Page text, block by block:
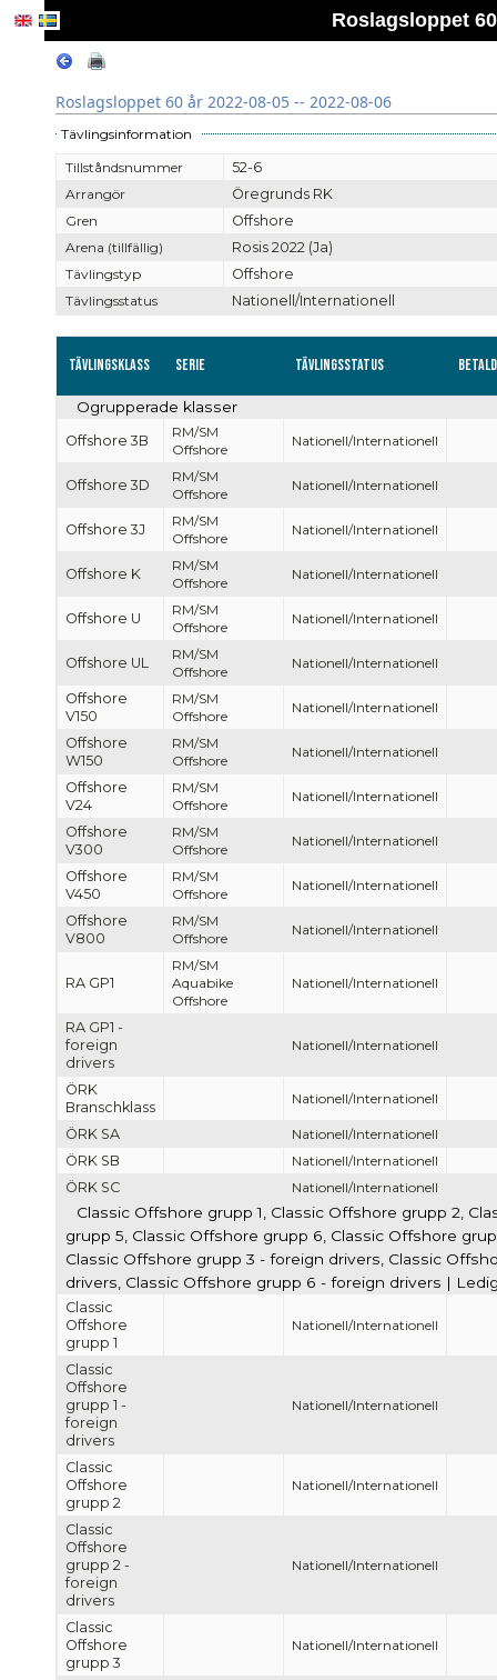
Roslagsloppet
Roslagsloppet 60 år 2022-08-05 -- 2022-08-06
Tävlingsinformation
Tillståndsnummer
52-6
Arrangör
Öregrunds RK
Gren
Offshore
Arena (tillfällig)
Rosis 2022 (Ja)
Tävlingstyp
Offshore
Tävlingsstatus
Nationell/Internationell
Tävlingsklass Serie Tävlingsstatus
Ogrupperade klasser
Offshore 3B
RM/SM
Offshore
Nationell/Internationell
Offshore 3D
RM/SM
Offshore
Nationell/Internationell
Offshore 3J
RM/SM
Offshore
Nationell/Internationell
Offshore K
RM/SM
Offshore
Nationell/Internationell
Offshore U
RM/SM
Offshore
Nationell/Internationell
Offshore UL
RM/SM
Offshore
Nationell/Internationell
Offshore
V150
RM/SM
Offshore
Nationell/Internationell
Offshore
W150
RM/SM
Offshore
Nationell/Internationell
Offshore
V24
RM/SM
Offshore
Nationell/Internationell
Offshore
V300
RM/SM
Offshore
Nationell/Internationell
Offshore
V450
RM/SM
Offshore
Nationell/Internationell
Offshore
V800
RM/SM
Offshore
Nationell/Internationell
RA GP1
RM/SM
Aquabike
Offshore
Nationell/Internationell
RA GP1 -
foreign
drivers
Nationell/Internationell
ÖRK
Branschklass
Nationell/Internationell
ÖRK SA
Nationell/Internationell
ÖRK SB
Nationell/Internationell
ÖRK SC
Nationell/Internationell
Classic Offshore grupp 1, Classic Offshore grupp 2,
grupp 5, Classic Offshore grupp 6, Classic Offshore
Classic Offshore grupp 3 - foreign drivers, Classic
drivers, Classic Offshore grupp 6 - foreign drivers |
Classic
Offshore
grupp 1
Nationell/Internationell
Classic
Offshore
grupp 1 -
foreign
drivers
Nationell/Internationell
Classic
Offshore
grupp 2
Nationell/Internationell
Classic
Offshore
grupp 2 -
foreign
drivers
Nationell/Internationell
Classic
Offshore
grupp 3
Nationell/Internationell